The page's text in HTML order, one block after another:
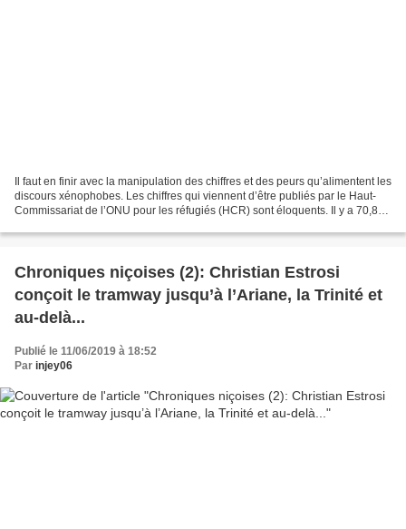
Il faut en finir avec la manipulation des chiffres et des peurs qu’alimentent les
discours xénophobes. Les chiffres qui viennent d’être publiés par le Haut-
Commissariat de l’ONU pour les réfugiés (HCR) sont éloquents. Il y a 70,8
Chroniques niçoises (2): Christian Estrosi
conçoit le tramway jusqu’à l’Ariane, la Trinité et
au-delà...
Publié le 11/06/2019 à 18:52
Par injey06